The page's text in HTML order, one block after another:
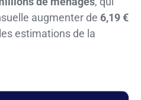
augmenter de 6,19 €
estimations de la